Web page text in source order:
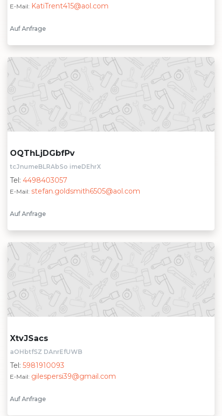
E-Mail: KatiTrent415@aol.com
Auf Anfrage
OQThLjDGbfPv
tcJnumeBLRAbSo imeDEhrX
Tel: 4498403057
E-Mail: stefan.goldsmith6505@aol.com
Auf Anfrage
XtvJSacs
aOHbtfSZ DAnrEfUWB
Tel: 5981910093
E-Mail: gilespersi39@gmail.com
Auf Anfrage